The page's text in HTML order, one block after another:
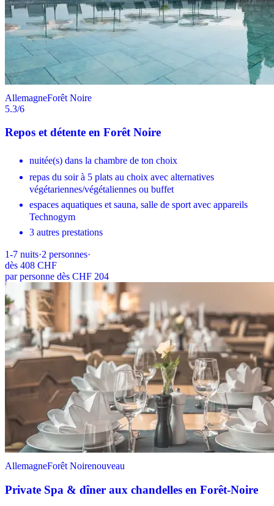
AllemagneForêt Noire
5.3/6
Repos et détente en Forêt Noire
nuitée(s) dans la chambre de ton choix
repas du soir à 5 plats au choix avec alternatives
végétariennes/végétaliennes ou buffet
espaces aquatiques et sauna, salle de sport avec appareils
Technogym
3 autres prestations
1-7 nuits·2 personnes·
dès 408 CHF
par personne dès CHF 204
AllemagneForêt Noirenouveau
Private Spa & dîner aux chandelles en Forêt-Noire